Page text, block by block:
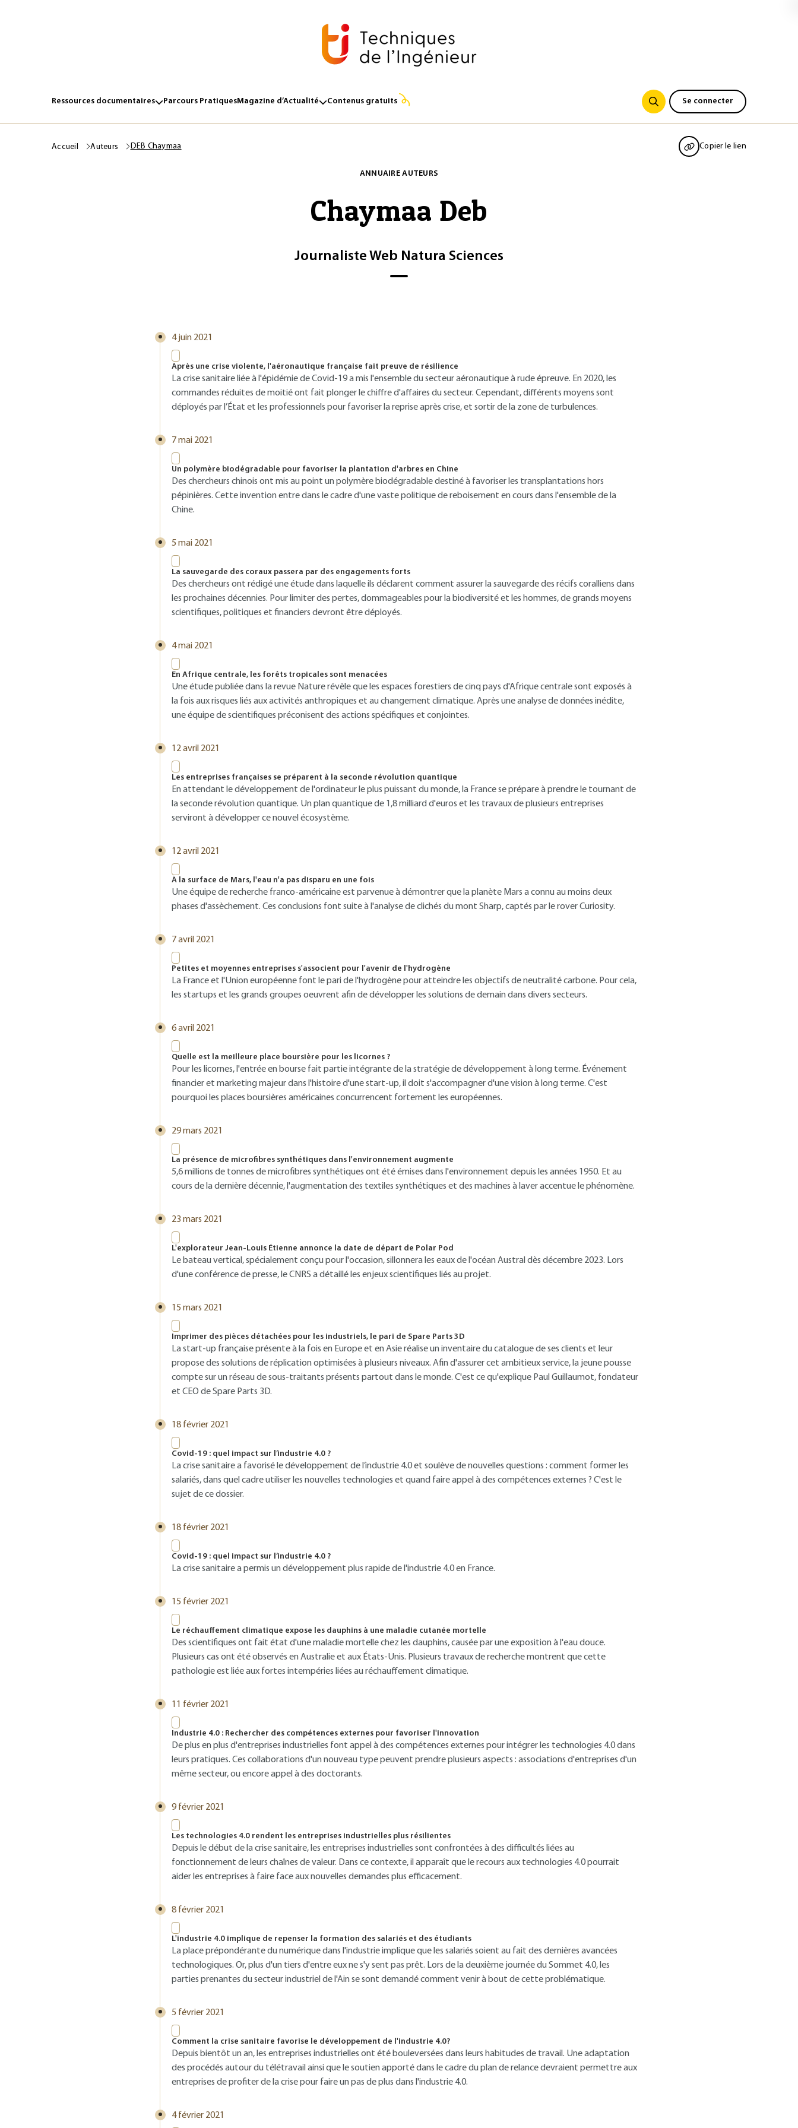
Ressources documentaires Parcours PratiquesMagazine d’Actualité Contenus gratuits Se connecter
Accueil Auteurs DEB Chaymaa Copier le lien
ANNUAIRE AUTEURS
Chaymaa Deb
Journaliste Web Natura Sciences
4 juin 2021
Après une crise violente, l'aéronautique française fait preuve de résilience
La crise sanitaire liée à l'épidémie de Covid-19 a mis l'ensemble du secteur aéronautique à rude épreuve. En 2020, les
commandes réduites de moitié ont fait plonger le chiffre d'affaires du secteur. Cependant, différents moyens sont
déployés par l’État et les professionnels pour favoriser la reprise après crise, et sortir de la zone de turbulences.
7 mai 2021
Un polymère biodégradable pour favoriser la plantation d'arbres en Chine
Des chercheurs chinois ont mis au point un polymère biodégradable destiné à favoriser les transplantations hors
pépinières. Cette invention entre dans le cadre d'une vaste politique de reboisement en cours dans l'ensemble de la
Chine.
5 mai 2021
La sauvegarde des coraux passera par des engagements forts
Des chercheurs ont rédigé une étude dans laquelle ils déclarent comment assurer la sauvegarde des récifs coralliens dans
les prochaines décennies. Pour limiter des pertes, dommageables pour la biodiversité et les hommes, de grands moyens
scientifiques, politiques et financiers devront être déployés.
4 mai 2021
En Afrique centrale, les forêts tropicales sont menacées
Une étude publiée dans la revue Nature révèle que les espaces forestiers de cinq pays d'Afrique centrale sont exposés à
la fois aux risques liés aux activités anthropiques et au changement climatique. Après une analyse de données inédite,
une équipe de scientifiques préconisent des actions spécifiques et conjointes.
12 avril 2021
Les entreprises françaises se préparent à la seconde révolution quantique
En attendant le développement de l'ordinateur le plus puissant du monde, la France se prépare à prendre le tournant de
la seconde révolution quantique. Un plan quantique de 1,8 milliard d'euros et les travaux de plusieurs entreprises
serviront à développer ce nouvel écosystème.
12 avril 2021
À la surface de Mars, l'eau n'a pas disparu en une fois
Une équipe de recherche franco-américaine est parvenue à démontrer que la planète Mars a connu au moins deux
phases d'assèchement. Ces conclusions font suite à l'analyse de clichés du mont Sharp, captés par le rover Curiosity.
7 avril 2021
Petites et moyennes entreprises s'associent pour l'avenir de l'hydrogène
La France et l'Union européenne font le pari de l'hydrogène pour atteindre les objectifs de neutralité carbone. Pour cela,
les startups et les grands groupes oeuvrent afin de développer les solutions de demain dans divers secteurs.
6 avril 2021
Quelle est la meilleure place boursière pour les licornes ?
Pour les licornes, l'entrée en bourse fait partie intégrante de la stratégie de développement à long terme. Événement
financier et marketing majeur dans l'histoire d'une start-up, il doit s'accompagner d'une vision à long terme. C'est
pourquoi les places boursières américaines concurrencent fortement les européennes.
29 mars 2021
La présence de microfibres synthétiques dans l'environnement augmente
5,6 millions de tonnes de microfibres synthétiques ont été émises dans l'environnement depuis les années 1950. Et au
cours de la dernière décennie, l'augmentation des textiles synthétiques et des machines à laver accentue le phénomène.
23 mars 2021
L'explorateur Jean-Louis Étienne annonce la date de départ de Polar Pod
Le bateau vertical, spécialement conçu pour l'occasion, sillonnera les eaux de l'océan Austral dès décembre 2023. Lors
d'une conférence de presse, le CNRS a détaillé les enjeux scientifiques liés au projet.
15 mars 2021
Imprimer des pièces détachées pour les industriels, le pari de Spare Parts 3D
La start-up française présente à la fois en Europe et en Asie réalise un inventaire du catalogue de ses clients et leur
propose des solutions de réplication optimisées à plusieurs niveaux. Afin d'assurer cet ambitieux service, la jeune pousse
compte sur un réseau de sous-traitants présents partout dans le monde. C'est ce qu'explique Paul Guillaumot, fondateur
et CEO de Spare Parts 3D.
18 février 2021
Covid-19 : quel impact sur l’industrie 4.0 ?
La crise sanitaire a favorisé le développement de l’industrie 4.0 et soulève de nouvelles questions : comment former les
salariés, dans quel cadre utiliser les nouvelles technologies et quand faire appel à des compétences externes ? C'est le
sujet de ce dossier.
18 février 2021
Covid-19 : quel impact sur l’industrie 4.0 ?
La crise sanitaire a permis un développement plus rapide de l'industrie 4.0 en France.
15 février 2021
Le réchauffement climatique expose les dauphins à une maladie cutanée mortelle
Des scientifiques ont fait état d'une maladie mortelle chez les dauphins, causée par une exposition à l'eau douce.
Plusieurs cas ont été observés en Australie et aux États-Unis. Plusieurs travaux de recherche montrent que cette
pathologie est liée aux fortes intempéries liées au réchauffement climatique.
11 février 2021
Industrie 4.0 : Rechercher des compétences externes pour favoriser l'innovation
De plus en plus d'entreprises industrielles font appel à des compétences externes pour intégrer les technologies 4.0 dans
leurs pratiques. Ces collaborations d'un nouveau type peuvent prendre plusieurs aspects : associations d'entreprises d'un
même secteur, ou encore appel à des doctorants.
9 février 2021
Les technologies 4.0 rendent les entreprises industrielles plus résilientes
Depuis le début de la crise sanitaire, les entreprises industrielles sont confrontées à des difficultés liées au
fonctionnement de leurs chaînes de valeur. Dans ce contexte, il apparaît que le recours aux technologies 4.0 pourrait
aider les entreprises à faire face aux nouvelles demandes plus efficacement.
8 février 2021
L'industrie 4.0 implique de repenser la formation des salariés et des étudiants
La place prépondérante du numérique dans l'industrie implique que les salariés soient au fait des dernières avancées
technologiques. Or, plus d'un tiers d'entre eux ne s'y sent pas prêt. Lors de la deuxième journée du Sommet 4.0, les
parties prenantes du secteur industriel de l'Ain se sont demandé comment venir à bout de cette problématique.
5 février 2021
Comment la crise sanitaire favorise le développement de l'industrie 4.0?
Depuis bientôt un an, les entreprises industrielles ont été bouleversées dans leurs habitudes de travail. Une adaptation
des procédés autour du télétravail ainsi que le soutien apporté dans le cadre du plan de relance devraient permettre aux
entreprises de profiter de la crise pour faire un pas de plus dans l'industrie 4.0.
4 février 2021